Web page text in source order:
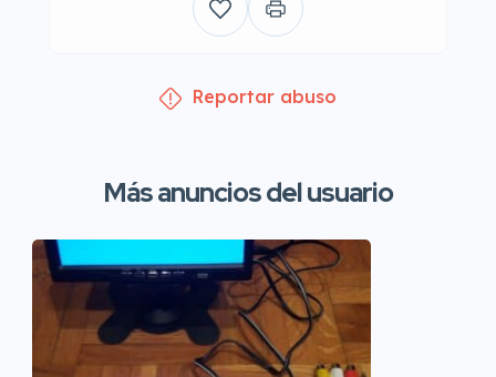
Reportar abuso
Más anuncios del usuario